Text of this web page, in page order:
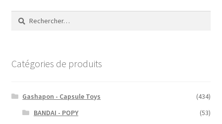
Rechercher :
Catégories de produits
Gashapon - Capsule Toys
(434)
BANDAI - POPY
(53)